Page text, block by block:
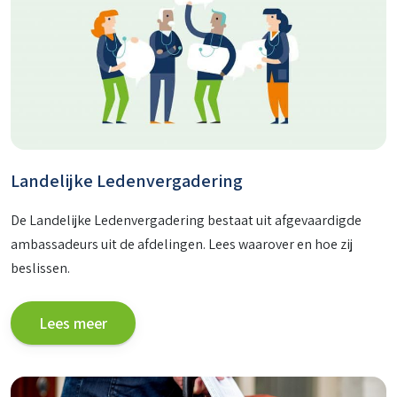
Landelijke Ledenvergadering
De Landelijke Ledenvergadering bestaat uit afgevaardigde
ambassadeurs uit de afdelingen. Lees waarover en hoe zij
beslissen.
Lees meer